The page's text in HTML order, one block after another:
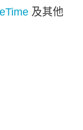
及其他